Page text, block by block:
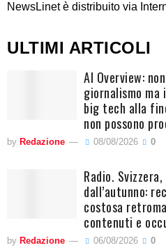
NewsLinet è distribuito via
ULTIMI ARTICOLI
AI Overview:
giornalismo
big tech alla
non possono
by Redazione 08/08/2026 0
Radio.
dall’autunno:
costosa
contenuti e
by Redazione 06/08/2026 0